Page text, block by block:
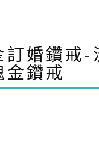
訂婚鑽戒-
金鑽戒